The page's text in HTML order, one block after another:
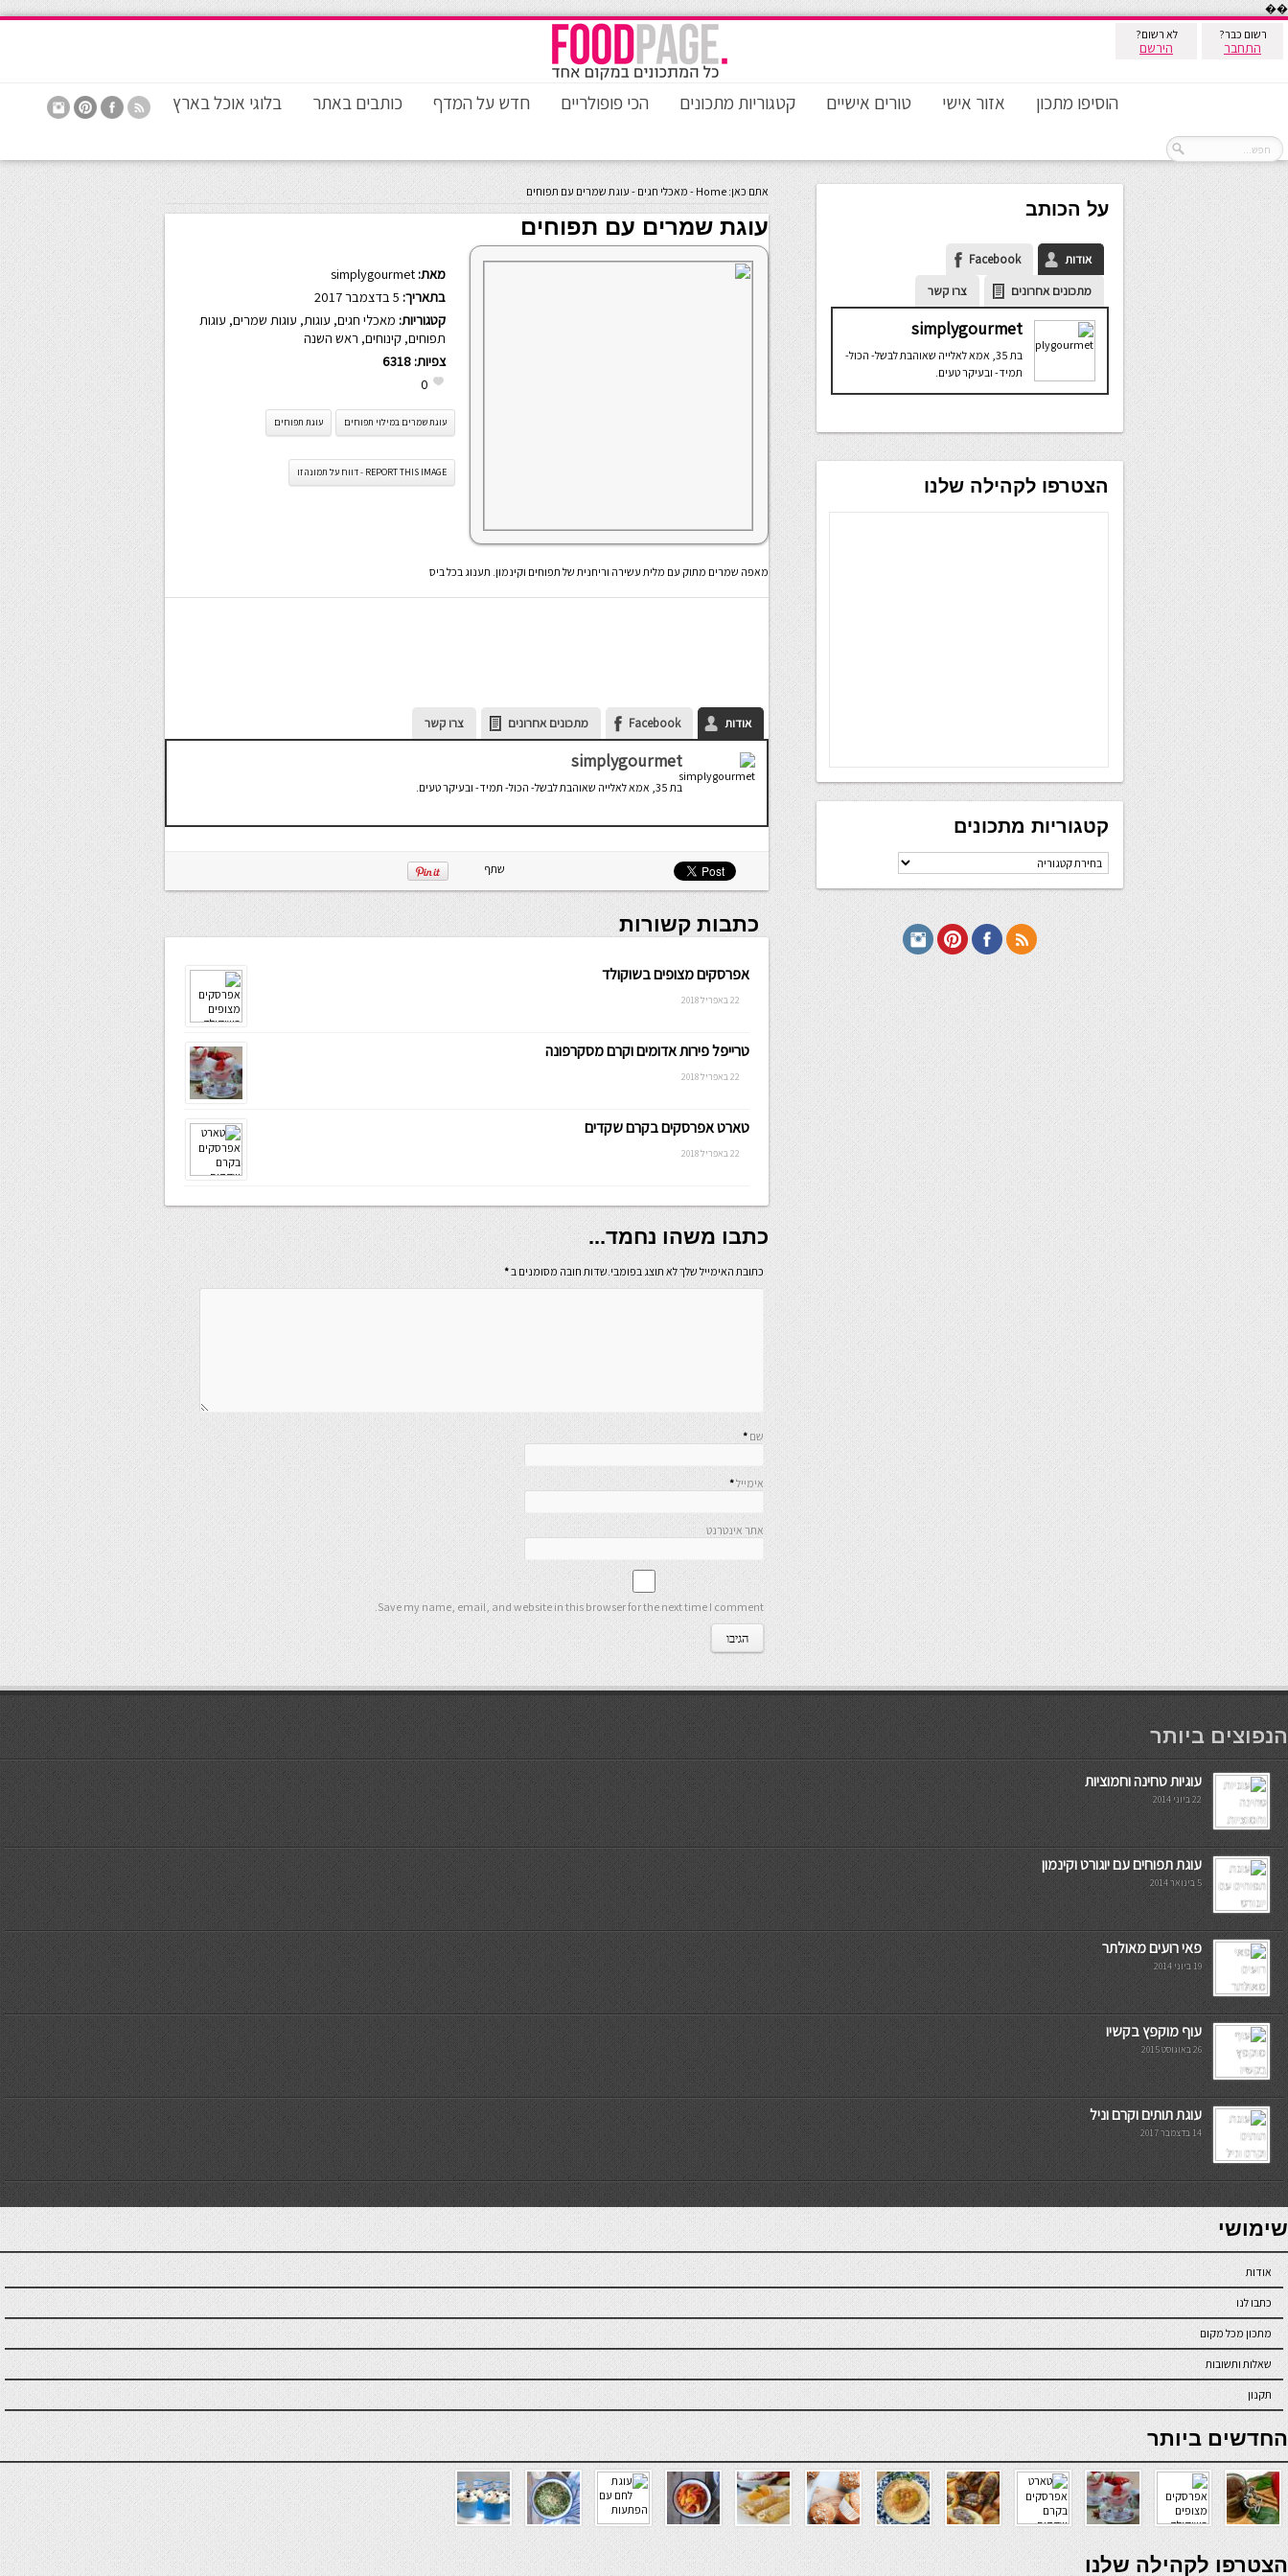
��
רשום כבר?
התחבר
לא רשום?
הירשם
הוסיפו מתכון אזור אישי טורים אישיים קטגוריות מתכונים הכי פופולריים חדש על המדף כותבים באתר בלוגי אוכל בארץ
אתם כאן: Home
- מאכלי חגים-עוגת שמרים עם תפוחים
עוגת שמרים עם תפוחים
מאת: simplygourmet
בתאריך:
קטגוריות: מאכלי חגים, עוגות, עוגות שמרים, עוגות
תפוחים, קינוחים, ראש השנה
צפיות: 6318
0
עוגת שמרים במילוי תפוחים עוגת תפוחים
REPORT THIS IMAGE - דווח על תמונה זו
מאפה שמרים מתוק עם מלית עשירה וריחנית של תפוחים וקינמון. תענוג בכל ביס
אודות Facebook מתכונים אחרונים צרו קשר
simplygourmet
בת 35, אמא לאלייה שאוהבת לבשל- הכול- תמיד- ובעיקר טעים.
שתף
כתבות קשורות
אפרסקים מצופים בשוקולד
22 באפריל 2018
טרייפל פירות אדומים וקרם מסקרפונה
22 באפריל 2018
טארט אפרסקים בקרם שקדים
22 באפריל 2018
כתבו משהו נחמד...
כתובת האימייל שלך לא תוצג בפומבי.שדות חובה מסומנים ב*
שם *
אימייל*
אתר אינטרנט
Save my name, email, and website in this browser for the next time I comment.
על הכותב
אודות
Facebook
מתכונים אחרונים
צרו קשר
simplygourmet
בת 35, אמא לאלייה שאוהבת לבשל- הכול-
תמיד- ובעיקר טעים.
הצטרפו לקהילה שלנו
קטגוריות מתכונים
קטגוריות
מתכונים
мостбет кг
הנפוצים ביותר
עוגיות טחינה וחמוציות
22 ביוני 2014
עוגת תפוחים עם יוגורט וקינמון
5 בינואר 2014
פאי רועים מאולתר
19 ביוני 2014
עוף מוקפץ בקשיו
26 באוגוסט 2015
עוגת תותים וקרם וניל
14 בדצמבר 2017
7slots
seriöse online casinos österreich
שימושי
אודות
כתבו לנו
מתכון מכל מקום
שאלות ותשובות
תקנון
online casino
החדשים ביותר
verde casino
הצטרפו לקהילה שלנו